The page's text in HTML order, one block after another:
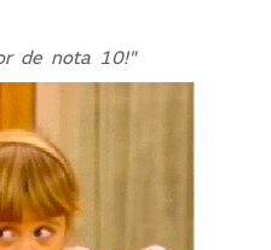
de nota 10!"